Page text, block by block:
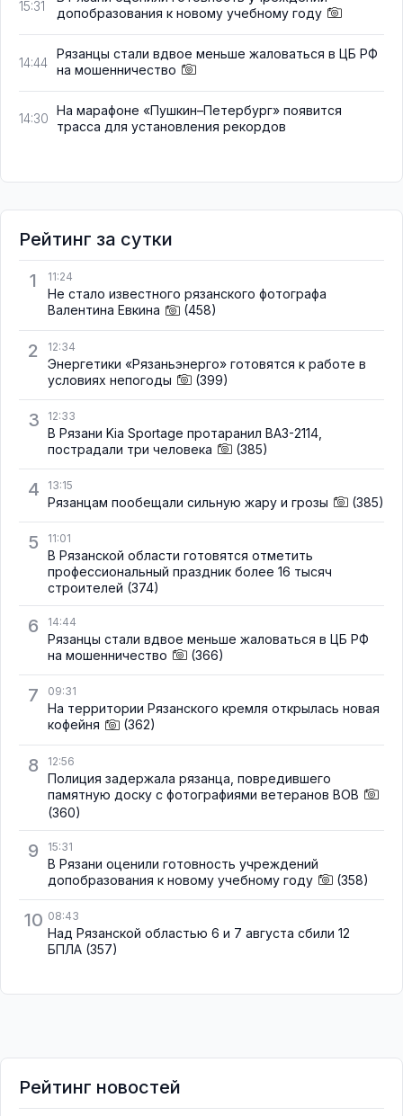
15:31
допобразования к новому учебному году
14:44
Рязанцы стали вдвое меньше жаловаться в ЦБ РФ
на мошенничество
14:30
На марафоне «Пушкин–Петербург» появится
трасса для установления рекордов
Рейтинг за сутки
1
11:24
Не стало известного рязанского фотографа
Валентина Евкина
(458)
2 12:34
Энергетики «Рязаньэнерго» готовятся к работе в
условиях непогоды
(399)
3 12:33
В Рязани Kia Sportage протаранил ВАЗ-2114,
пострадали три человека
(385)
4 13:15
Рязанцам пообещали сильную жару и грозы (385)
5 11:01
В Рязанской области готовятся отметить
профессиональный праздник более 16 тысяч
строителей (374)
6 14:44
Рязанцы стали вдвое меньше жаловаться в ЦБ РФ
на мошенничество
(366)
7 09:31
На территории Рязанского кремля открылась новая
кофейня
(362)
8 12:56
Полиция задержала рязанца, повредившего
памятную доску с фотографиями ветеранов ВОВ
(360)
9 15:31
В Рязани оценили готовность учреждений
допобразования к новому учебному году
(358)
10 08:43
Над Рязанской областью 6 и 7 августа сбили 12
БПЛА (357)
Рейтинг новостей